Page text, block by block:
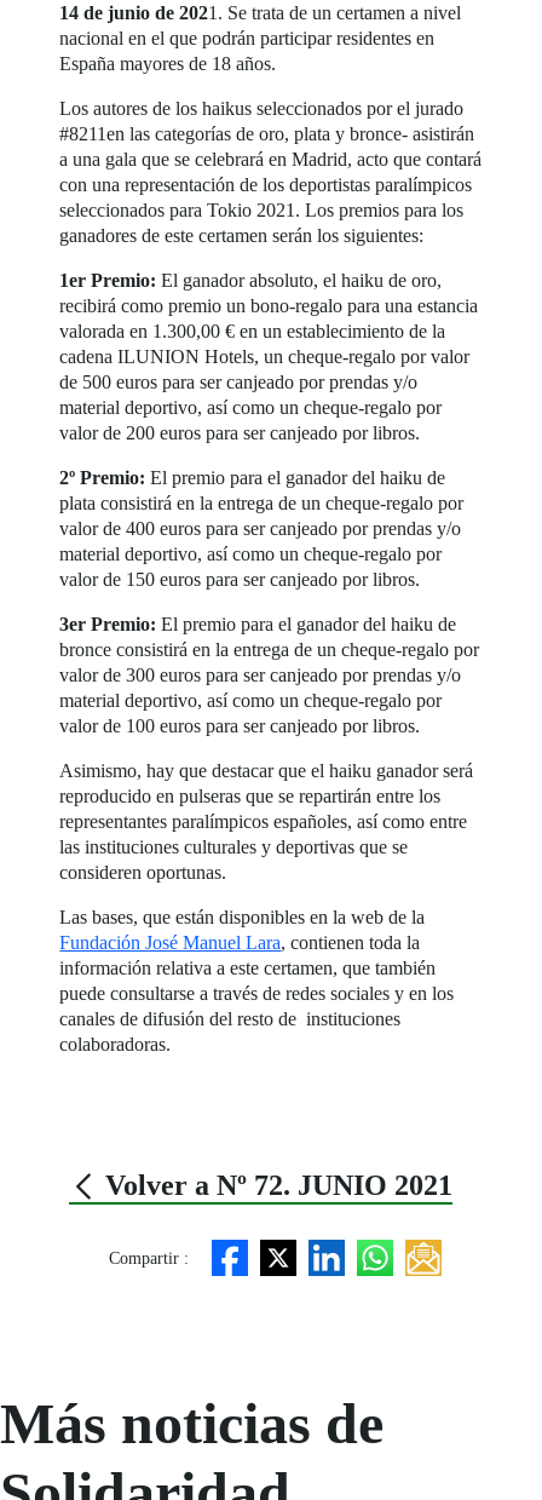
14 de junio de 2021. Se trata de un certamen a nivel
nacional en el que podrán participar residentes en
España mayores de 18 años.
Los autores de los haikus seleccionados por el jurado
#8211en las categorías de oro, plata y bronce- asistirán
a una gala que se celebrará en Madrid, acto que contará
con una representación de los deportistas paralímpicos
seleccionados para Tokio 2021. Los premios para los
ganadores de este certamen serán los siguientes:
1er Premio: El ganador absoluto, el haiku de oro,
recibirá como premio un bono-regalo para una estancia
valorada en 1.300,00 € en un establecimiento de la
cadena ILUNION Hotels, un cheque-regalo por valor
de 500 euros para ser canjeado por prendas y/o
material deportivo, así como un cheque-regalo por
valor de 200 euros para ser canjeado por libros.
2º Premio:El premio para el ganador del haiku de
plata consistirá en la entrega de un cheque-regalo por
valor de 400 euros para ser canjeado por prendas y/o
material deportivo, así como un cheque-regalo por
valor de 150 euros para ser canjeado por libros.
3er Premio: El premio para el ganador del haiku de
bronce consistirá en la entrega de un cheque-regalo por
valor de 300 euros para ser canjeado por prendas y/o
material deportivo, así como un cheque-regalo por
valor de 100 euros para ser canjeado por libros.
Asimismo, hay que destacar que el haiku ganador será
reproducido en pulseras que se repartirán entre los
representantes paralímpicos españoles, así como entre
las instituciones culturales y deportivas que se
consideren oportunas.
Las bases, que están disponibles en la web de la
Fundación José Manuel Lara, contienen toda la
información relativa a este certamen, que también
puede consultarse a través de redes sociales y en los
canales de difusión del resto de instituciones
colaboradoras.
Volver a Nº 72. JUNIO 2021
Compartir :
Más noticias de